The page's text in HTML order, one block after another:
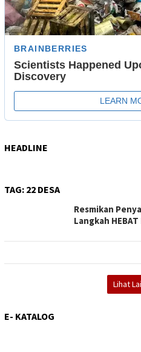
HEADLINE
TAG: 22 DESA
Resmikan
Langkah
Lihat
E- KATALOG